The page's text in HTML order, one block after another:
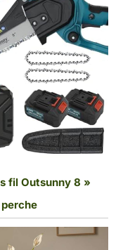
fil Outsunny 8 »